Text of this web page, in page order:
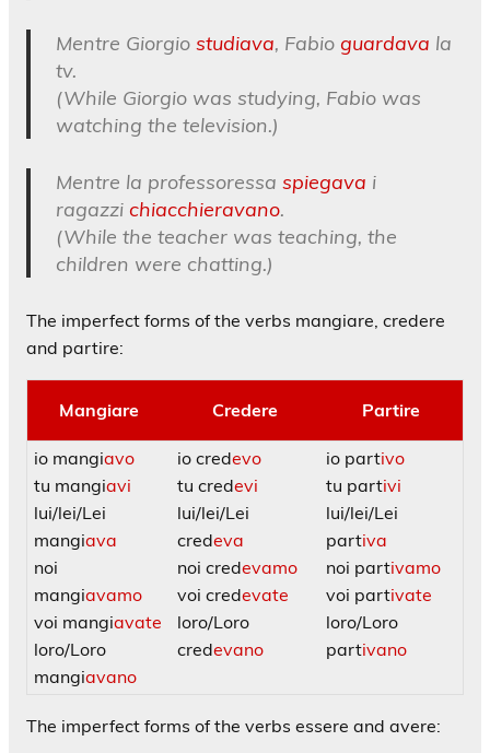
Mentre Giorgio studiava, Fabio guardava la
tv.
(While Giorgio was studying, Fabio was
watching the television.)
Mentre la professoressa spiegava i
ragazzi chiacchieravano.
(While the teacher was teaching, the
children were chatting.)
The imperfect forms of the verbs mangiare , credere
and partire:
Mangiare Credere Partire
io mangiavo
tu mangiavi
lui/lei/Lei
mangiava
noi
mangiavamo
voi mangiavate
loro/Loro
mangiavano
io credevo
tu credevi
lui/lei/Lei
credeva
noi credevamo
voi credevate
loro/Loro
credevano
io partivo
tu partivi
lui/lei/Lei
partiva
noi partivamo
voi partivate
loro/Loro
partivano
The imperfect forms of the verbs essere and avere: